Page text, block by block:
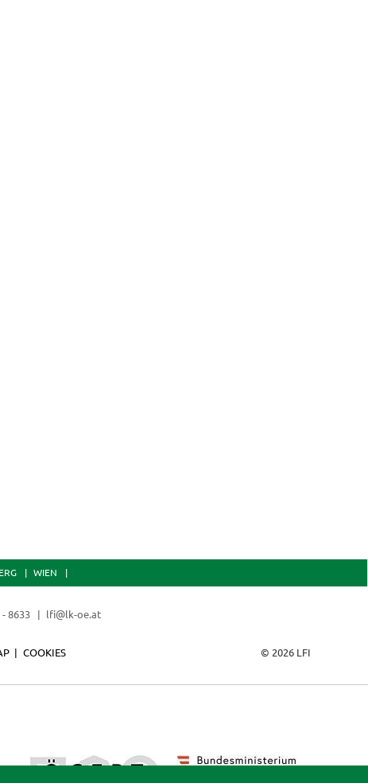
WIEN
8633 lfi@lk-oe.at
© 2026 LFI
COOKIES